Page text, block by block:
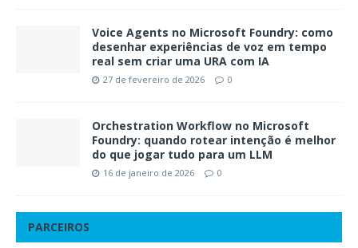
Voice Agents no Microsoft Foundry: como
desenhar experiências de voz em tempo
real sem criar uma URA com IA
27 de fevereiro de 2026 0
Orchestration Workflow no Microsoft
Foundry: quando rotear intenção é melhor
do que jogar tudo para um LLM
16 de janeiro de 2026 0
PARCEIROS